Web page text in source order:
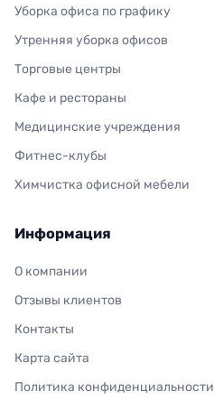
Уборка офиса по графику
Утренняя уборка офисов
Торговые центры
Кафе и рестораны
Медицинские учреждения
Фитнес-клубы
Химчистка офисной мебели
Информация
О компании
Отзывы клиентов
Контакты
Карта сайта
Политика конфиденциальности